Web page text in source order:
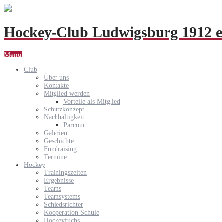
Hockey-Club Ludwigsburg 1912
Menu
Club
Über uns
Kontakte
Mitglied werden
Vorteile als Mitglied
Schutzkonzept
Nachhaltigkeit
Parcour
Galerien
Geschichte
Fundraising
Termine
Hockey
Trainingszeiten
Ergebnisse
Teams
Teamsystems
Schiedsrichter
Kooperation Schule
Hockeyfuchs